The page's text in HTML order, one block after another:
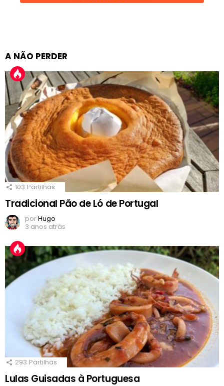
A NÃO PERDER
103 Partilhas
Tradicional Pão de Ló de Portugal
porHugo
3 anos atrás
293 Partilhas
Lulas Guisadas à Portuguesa